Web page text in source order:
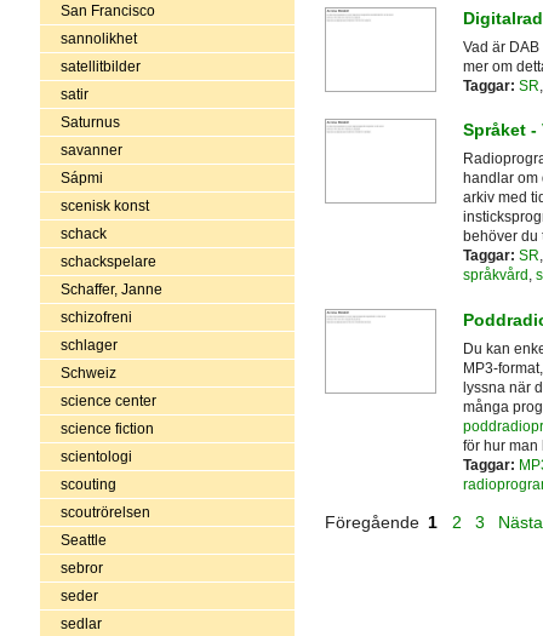
San Francisco
sannolikhet
satellitbilder
satir
Saturnus
savanner
Sápmi
scenisk konst
schack
schackspelare
Schaffer, Janne
schizofreni
schlager
Schweiz
science center
science fiction
scientologi
scouting
scoutrörelsen
Seattle
sebror
seder
sedlar
Vad är
mer om
Taggar: SR
Språket -
handlar om
arkiv med
behöver du
Taggar: SR
språkvård ,
Du kan
MP3-
lyssna när
många
för hur man
Taggar:
Föregående 1 2 3